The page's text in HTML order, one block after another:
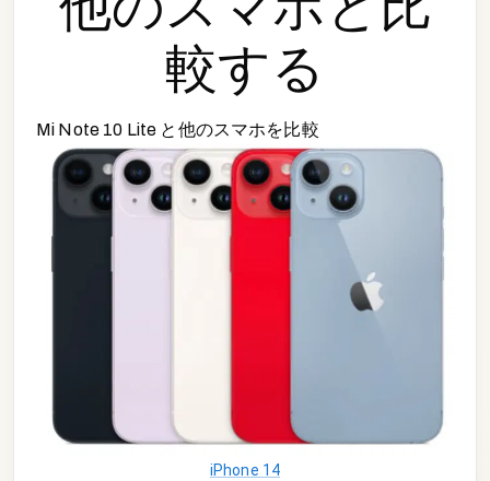
較する
Mi Note 10 Lite と他のスマホを比較
iPhone 14